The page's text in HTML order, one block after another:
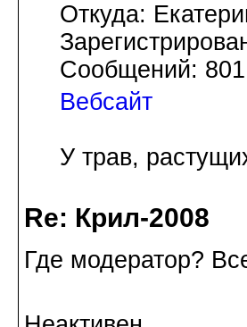
Откуда:
Сообщений: 801
Вебсайт
У трав,
Re: Крил-2008
Где модератор?